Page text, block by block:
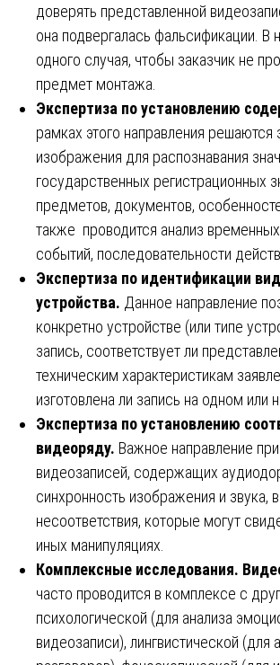
доверять представленной
она подвергалась фальсификации. В
одного случая, чтобы заказчик не
предмет монтажа.
Экспертиза по установлению
рамках этого направления решаются
изображения для распознавания
государственных регистрационных
предметов, документов,
также проводится анализ
событий, последовательности
Экспертиза по идентификации
устройства. Данное направление
конкретно устройстве (или типе
запись, соответствует ли
техническим характеристикам
изготовлена ли запись на одном или
Экспертиза по установлению
видеоряду. Важное направление
видеозаписей, содержащих
синхронность изображения и звука,
несоответствия, которые могут
иных манипуляциях.
Комплексные исследования.
часто проводится в комплексе с
психологической (для анализа
видеозаписи), лингвистической (для